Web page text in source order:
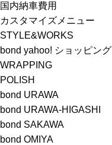
国内納車費用
カスタマイズメニュー
STYLE&WORKS
bond yahoo! ショッピング
WRAPPING
POLISH
bond URAWA
bond URAWA-HIGASHI
bond SAKAWA
bond OMIYA